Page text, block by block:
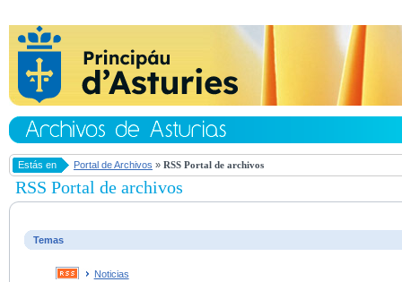
Estás en Portal de Archivos » RSS Portal de archivos
RSS Portal de archivos
Temas
Noticias